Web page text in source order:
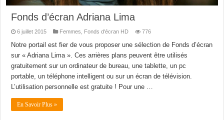
Fonds d’écran Adriana Lima
6 juillet 2015 Femmes Fonds d'écran HD 776
Notre portail est fier de vous proposer une sélection de Fonds d’écran
sur « Adriana Lima ». Ces arrières plans peuvent être utilisés
gratuitement sur un ordinateur de bureau, une tablette, un pc
portable, un téléphone intelligent ou sur un écran de télévision.
L’utilisation personnelle est gratuite ! Pour une …
En Savoir Plus »